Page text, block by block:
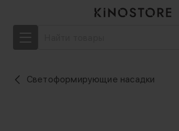
Светоформирующие насадки